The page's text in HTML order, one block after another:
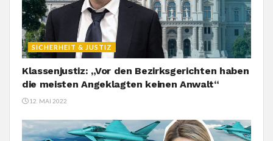
SICHERHEIT & JUSTIZ
Klassenjustiz: „Vor den Bezirksgerichten haben
die meisten Angeklagten keinen Anwalt“
12. MAI 2022